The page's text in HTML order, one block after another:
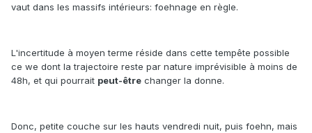
vaut dans les massifs intérieurs: foehnage en règle.
L'incertitude à moyen terme réside dans cette tempête possible
ce we dont la trajectoire reste par nature imprévisible à moins de
48h, et qui pourrait peut-être changer la donne.
Donc, petite couche sur les hauts vendredi nuit, puis foehn, mais